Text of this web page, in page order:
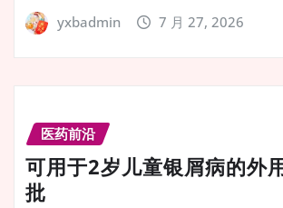
yxbadmin 7 月 27, 2026
医药前沿
可用于2岁儿童银屑病的外
批